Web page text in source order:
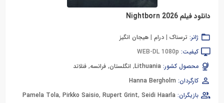
دانلود فیلم Nightborn 2026
ژانر: ترسناک | درام | هیجان انگیز
کیفیت: WEB-DL 1080p
محصول کشور: Lithuania
, انگلستان, فرانسه, فنلاند
کارگردان: Hanna Bergholm
بازیگران:
Pamela Tola, Pirkko Saisio, Rupert Grint, Seidi Haarla